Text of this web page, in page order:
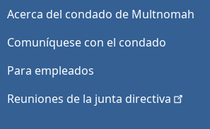
Acerca del condado de Multnomah
Comuníquese con el condado
Para empleados
Reuniones de la junta directiva